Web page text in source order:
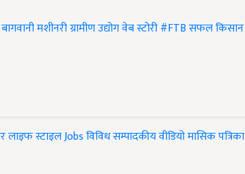
बागवानीमशीनरीग्रामीण उद्योगवेब स्टोरी#FTBसफल किसान
लाइफ स्टाइलJobsविविधसम्पादकीयवीडियोमासिक पत्रिका